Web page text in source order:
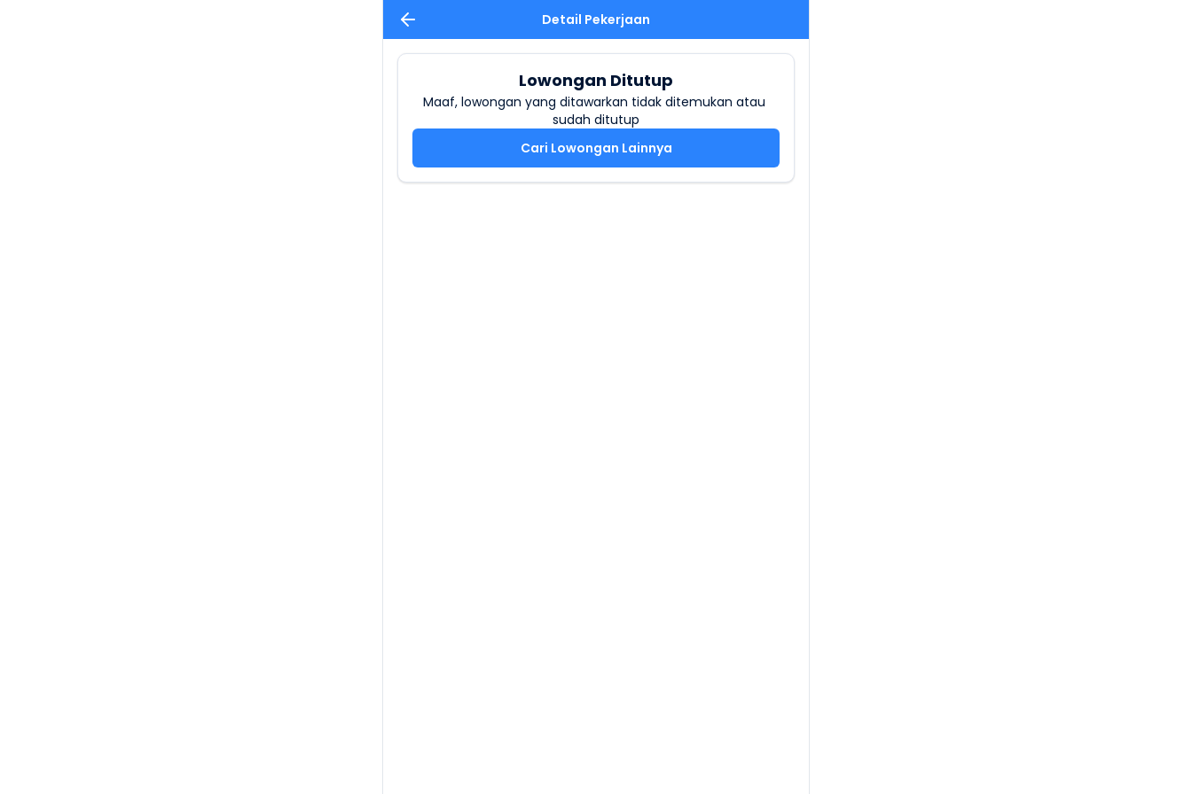
Detail Pekerjaan
Lowongan Ditutup
Maaf, lowongan yang ditawarkan tidak ditemukan atau
sudah ditutup
Cari Lowongan Lainnya